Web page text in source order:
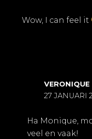
Wow, I can feel it
VERONIQUE
27 JANUARI
Ha Monique,
veel en vaak!